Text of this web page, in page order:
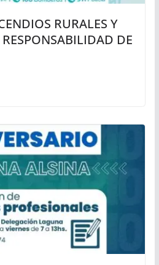
RURALES Y
RESPONSABILIDAD DE